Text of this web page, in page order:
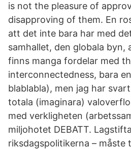
is not the pleasure of
disapproving of them. En
att det inte bara har med
samhallet, den globala
finns manga fordelar med
interconnectedness, bara
blablabla), men jag har
totala (imaginara)
med verkligheten
miljohotet DEBATT.
riksdagspolitikerna – måste